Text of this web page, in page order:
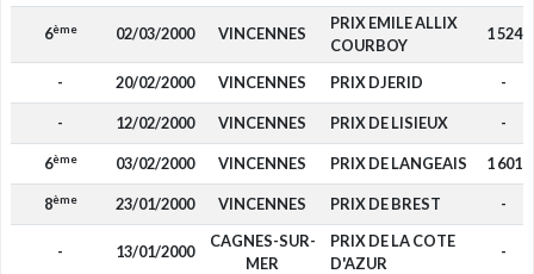
6ème 02/03/2000 VINCENNES
PRIX EMILE ALLIX
COURBOY
1 524
- 20/02/2000 VINCENNES PRIX DJERID -
- 12/02/2000 VINCENNES PRIX DE LISIEUX -
6ème 03/02/2000 VINCENNES PRIX DE LANGEAIS 1 601
8ème 23/01/2000 VINCENNES PRIX DE BREST -
- 13/01/2000
CAGNES-SUR-
MER
PRIX DE LA COTE
D'AZUR
-